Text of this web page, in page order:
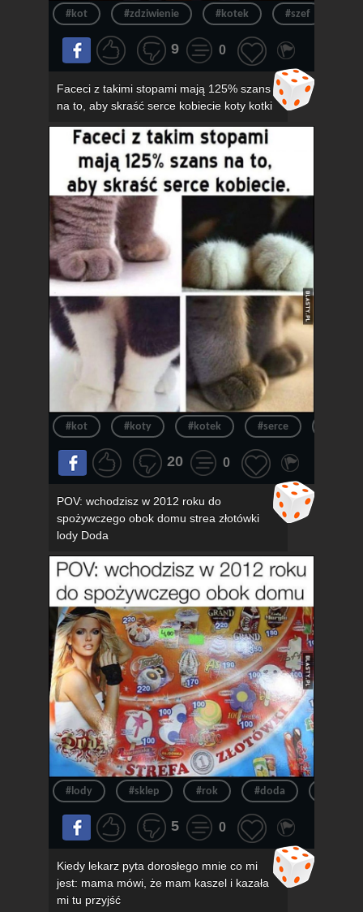
#kot #zdziwienie #kotek #szef
9 0
Faceci z takimi stopami mają 125% szans
na to, aby skraść serce kobiecie koty kotki
#kot #koty #kotek #serce
20 0
POV: wchodzisz w 2012 roku do
spożywczego obok domu strea złotówki
lody Doda
#lody #sklep #rok #doda
5 0
Kiedy lekarz pyta dorosłego mnie co mi
jest: mama mówi, że mam kaszel i kazała
mi tu przyjść